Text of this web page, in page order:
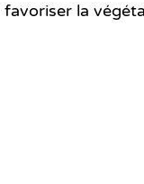
favoriser la